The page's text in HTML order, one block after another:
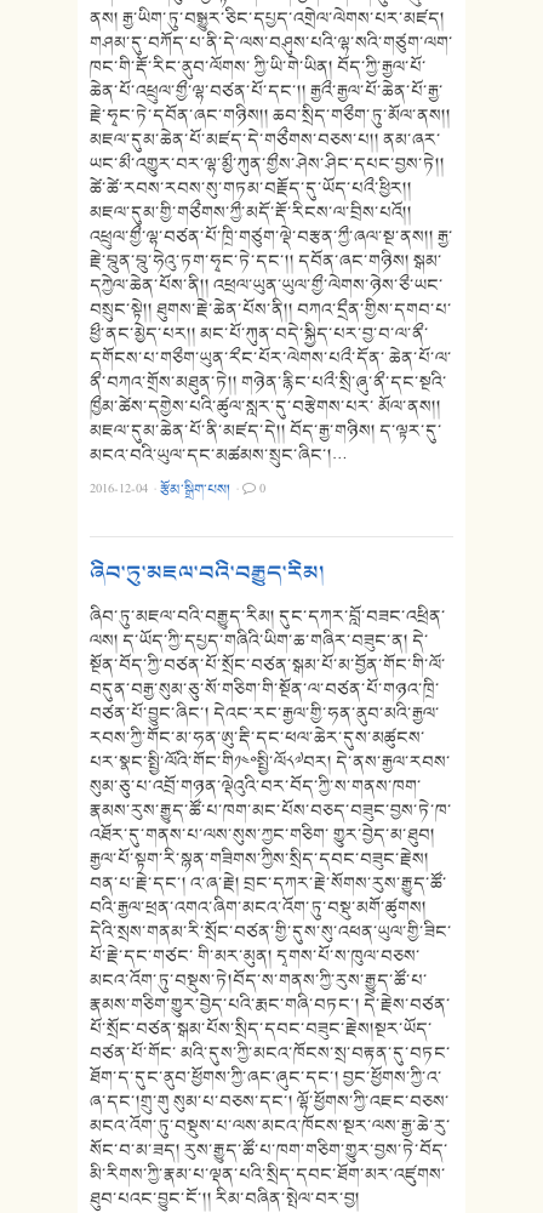
ནས། རྒྱ་ཡིག་ཏུ་བསྒྱུར་ཅིང་དཔྱད་འགྲེལ་ལེགས་པར་མཛད།
གཤམ་དུ་བཀོད་པ་ནི་དེ་ལས་བཤུས་པའི་ལྷ་སའི་གཙུག་ལག་
ཁང་གི་རྡོ་རིང་ནུབ་ལོགས་ ཀྱི་ཡི་གེ་ཡིན། བོད་ཀྱི་རྒྱལ་པོ་
ཆེན་པོ་འཕྲུལ་གྱྀ་ལྷ་བཙན་པོ་དང་།། རྒྱའྀ་རྒྱལ་པོ་ཆེན་པོ་རྒྱ་
རྗེ་ཧྭང་ཏེ་དབོན་ཞང་གཉིས།། ཆབ་སྲིད་གཅྀག་ཏུ་མོལ་ནས།།
མཇལ་དུམ་ཆེན་པོ་མཛད་དེ་གཙྀགས་བཅས་པ།། ནམ་ཞར་
ཡང་མྀ་འགྱུར་བར་ལྷ་མྱྀ་ཀུན་གྱྀས་ཤེས་ཤིང་དཔང་བྱས་ཏེ།།
ཚེ་ཚེ་རབས་རབས་སུ་གཏམ་བརྗོད་དུ་ཡོད་པའྀ་ཕྱིར།།
མཇལ་དུམ་གྱི་གཙྀགས་ཀྱྀ་མདོ་རྡོ་རིངས་ལ་བྲིས་པའོ།།
འཕྲུལ་གྱྀ་ལྷ་བཙན་པོ་ཁྲི་གཙུག་ལྡེ་བརྩན་ཀྱྀ་ཞལ་སྔ་ནས།། རྒྱ་
རྗེ་བྰུན་བྰུ་ཧེའུ་ཏག་ཧྭང་ཏེ་དང་།། དབོན་ཞང་གཉིས། སྒམ་
དཀྱེལ་ཆེན་པོས་ནི།། འཕྲལ་ཡུན་ཡུལ་གྱྀ་ལེགས་ཉེས་ཅྀ་ཡང་
བསྲུང་སྟེ།། ཐུགས་རྗེ་ཆེན་པོས་ནི།། བཀའ་དྲྀན་གྱིས་དགབ་པ་
ཕྱྀ་ནང་མྱེད་པར།། མང་པོ་ཀུན་བདེ་སྐྱིད་པར་བྱ་བ་ལ་ནྀ་
དགོངས་པ་གཅྀག་ཡུན་རྀང་པོར་ལེགས་པའྀ་དོན་ ཆེན་པོ་ལ་
ནྀ་བཀའ་གྲོས་མཐུན་ཏེ།། གཉེན་རྙིང་པའྀ་སྲི་ཞུ་ནྀ་དང་སྔའི་
ཁྱྀམ་ཚེས་དགྱེས་པའི་ཚུལ་སླར་དུ་བརྩེགས་པར་ མོལ་ནས།།
མཇལ་དུམ་ཆེན་པོ་ནི་མཛད་དེ།། བོད་རྒྱ་གཉིས། ད་ལྟར་དུ་
མངའ་བའི་ཡུལ་དང་མཚམས་སྲུང་ཞིང་།…
2016-12-04 ·རྩོམ་སྒྲིག་པས། · 0
ཞིབ་ཏུ་མཇལ་བའི་བརྒྱུད་རིམ།
ཞིབ་ཏུ་མཇལ་བའི་བརྒྱུད་རིམ། དུང་དཀར་བློ་བཟང་འཕྲིན་
ལས། ད་ཡོད་ཀྱི་དཔྱད་གཞིའི་ཡིག་ཆ་གཞིར་བཟུང་ན། དེ་
སྔོན་བོད་ཀྱི་བཙན་པོ་སྲོང་བཙན་སྒམ་པོ་མ་བྱོན་གོང་གི་ལོ་
བདུན་བརྒྱ་སུམ་ཅུ་སོ་གཅིག་གི་སྔོན་ལ་བཙན་པོ་གཉའ་ཁྲི་
བཙན་པོ་བྱུང་ཞིང་། དེའང་རང་རྒྱལ་གྱི་ཧན་ནུབ་མའི་རྒྱལ་
རབས་ཀྱི་གོང་མ་ཧན་ཨུ་རྡི་དང་ཕལ་ཆེར་དུས་མཚུངས་
པར་སྣང་སྤྱི་ལོའི་གོང་གི༡༤༠སྤྱི་ལོ༨༧བར། དེ་ནས་རྒྱལ་རབས་
སུམ་ཅུ་པ་འབྲོ་གཉན་ལྡེའུའི་བར་བོད་ཀྱི་ས་གནས་ཁག་
རྣམས་རུས་རྒྱུད་ཚོ་པ་ཁག་མང་པོས་བཅད་བཟུང་བྱས་ཏེ་ཁ་
འཐོར་དུ་གནས་པ་ལས་སུས་ཀྱང་གཅིག་ གྱུར་བྱེད་མ་ཐུབ།
རྒྱལ་པོ་སྟག་རི་སྙན་གཟིགས་ཀྱིས་སྲིད་དབང་བཟུང་རྗེས།
བན་པ་རྗེ་དང་། འ་ཞ་རྗེ། བྲང་དཀར་རྗེ་སོགས་རུས་རྒྱུད་ཚོ་
བའི་རྒྱལ་ཕྲན་འགའ་ཞིག་མངའ་འོག་ཏུ་བསྡུ་མགོ་ཚུགས།
དེའི་སྲས་གནམ་རི་སྲོང་བཙན་གྱི་དུས་སུ་འཕན་ཡུལ་གྱི་ཟིང་
པོ་རྗེ་དང་གཙང་ གི་མར་མུན། དྭགས་པོ་ས་ཁུལ་བཅས་
མངའ་འོག་ཏུ་བསྡུས་ཏེ།བོད་ས་གནས་ཀྱི་རུས་རྒྱུད་ཚོ་པ་
རྣམས་གཅིག་གྱུར་བྱེད་པའི་རྨང་གཞི་བཏང་། དེ་རྗེས་བཙན་
པོ་སྲོང་བཙན་སྒམ་པོས་སྲིད་དབང་བཟུང་རྗེས།སྔར་ཡོད་
བཙན་པོ་གོང་ མའི་དུས་ཀྱི་མངའ་ཁོངས་སྲ་བརྟན་དུ་བཏང་
ཐོག་ད་དུང་ནུབ་ཕྱོགས་ཀྱི་ཞང་ཞུང་དང་། བྱང་ཕྱོགས་ཀྱི་འ་
ཞ་དང་།གྲུ་གུ སུམ་པ་བཅས་དང་། ལྷོ་ཕྱོགས་ཀྱི་འཇང་བཅས་
མངའ་འོག་ཏུ་བསྡུས་པ་ལས་མངའ་ཁོངས་སྔར་ལས་རྒྱ་ཆེ་རུ་
སོང་བ་མ་ཟད། རུས་རྒྱུད་ཚོ་པ་ཁག་གཅིག་གྱུར་བྱས་ཏེ་བོད་
མི་རིགས་ཀྱི་རྣམ་པ་ལྡན་པའི་སྲིད་དབང་ཐོག་མར་འཛུགས་
ཐུབ་པའང་བྱུང་ངོ་།། རིམ་བཞིན་སྤེལ་བར་བྱ།